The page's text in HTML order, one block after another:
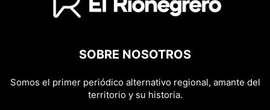
SOBRE NOSOTROS
Somos el primer periódico alternativo regional, amante del
territorio y su historia.